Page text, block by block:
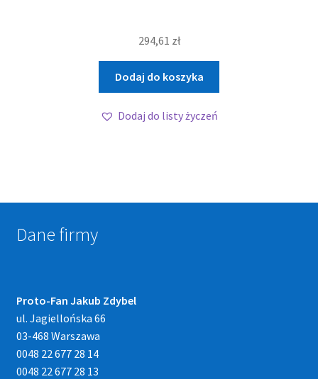
294,61 zł
Dodaj do koszyka
Dodaj do listy życzeń
Dane firmy
Proto-Fan Jakub Zdybel
ul. Jagiellońska 66
03-468 Warszawa
0048 22 677 28 14
0048 22 677 28 13